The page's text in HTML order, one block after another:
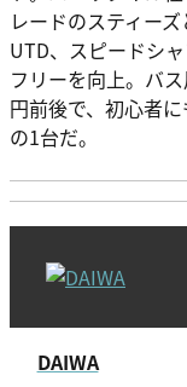
レードのスティー
UTD、スピードシ
フリーを向上。バ
円前後で、初心者
の1台だ。
DAIWA